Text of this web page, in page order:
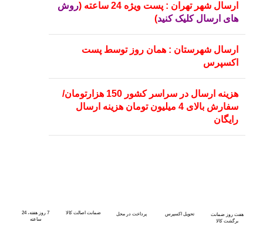
ارسال شهر تهران : پست ویژه 24 ساعته (
روش
های ارسال کلیک کنید)
ارسال شهرستان : همان روز توسط پست
اکسپرس
هزینه ارسال در سراسر کشور 150 هزارتومان/
سفارش بالای 4 میلیون تومان هزینه ارسال
رایگان
هفت روز ضمانت
برگشت کالا
تحویل اکسپرس پرداخت در محل ضمانت اصالت کالا
7 روز هفته، 24
ساعته